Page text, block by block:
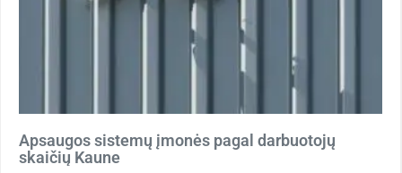
Apsaugos sistemų įmonės pagal darbuotojų
skaičių Kaune